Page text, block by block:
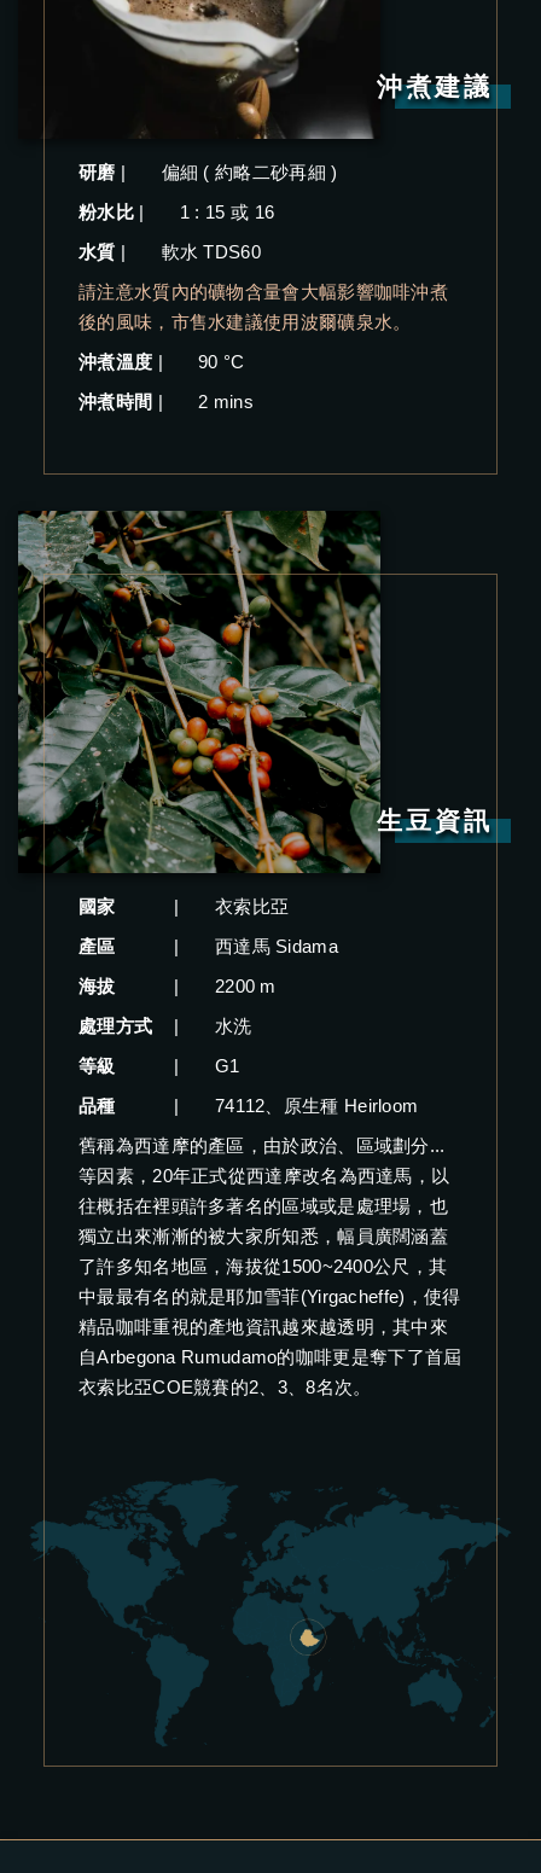
沖煮建議
研磨 |
偏細 ( 約略二砂再細 )
粉水比|
1 : 15 或 16
水質 |
軟水 TDS60
請注意水質內的礦物含量會大幅影響咖啡沖煮
後的風味，市售水建議使用波爾礦泉水。
沖煮溫度 |
90 °C
沖煮時間 | 2 mins
生豆資訊
國家 |
衣索比亞
產區
|
西達馬 Sidama
海拔
|
2200 m
處理方式
|
水洗
等級
|
G1
品種
|
74112、原生種 Heirloom
舊稱為西達摩的產區，由於政治、區域劃分...
等因素，20年正式從西達摩改名為西達馬，以
往概括在裡頭許多著名的區域或是處理場，也
獨立出來漸漸的被大家所知悉，幅員廣闊涵蓋
了許多知名地區，海拔從1500~2400公尺，其
中最最有名的就是耶加雪菲(Yirgacheffe)，使得
精品咖啡重視的產地資訊越來越透明，其中來
自Arbegona Rumudamo的咖啡更是奪下了首屆
衣索比亞COE競賽的2、3、8名次。